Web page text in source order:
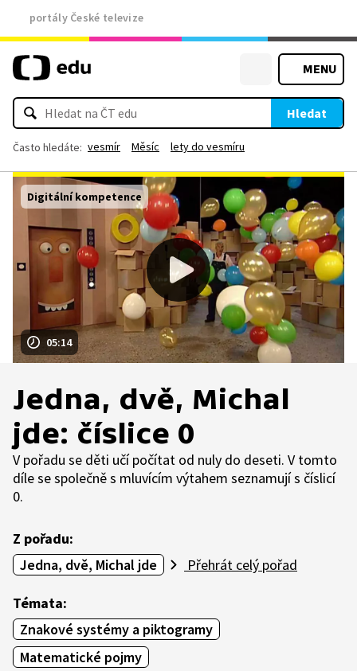
portály České televize
MENU
Hledat
Často hledáte: vesmír Měsíc lety do vesmíru
05:14
Digitální kompetence
Jedna, dvě, Michal
jde: číslice 0
V pořadu se děti učí počítat od nuly do deseti. V tomto
díle se společně s mluvícím výtahem seznamují s číslicí
0.
Z pořadu:
Jedna, dvě, Michal jde
Přehrát celý pořad
Témata:
Znakové systémy a piktogramy
Matematické pojmy